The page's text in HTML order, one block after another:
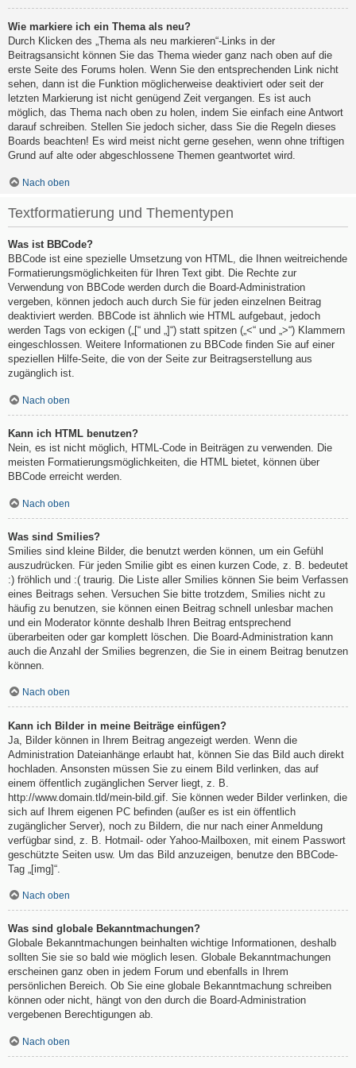
Wie markiere ich ein Thema als neu?
Durch Klicken des „Thema als neu markieren“-Links in der
Beitragsansicht können Sie das Thema wieder ganz nach oben auf die
erste Seite des Forums holen. Wenn Sie den entsprechenden Link nicht
sehen, dann ist die Funktion möglicherweise deaktiviert oder seit der
letzten Markierung ist nicht genügend Zeit vergangen. Es ist auch
möglich, das Thema nach oben zu holen, indem Sie einfach eine Antwort
darauf schreiben. Stellen Sie jedoch sicher, dass Sie die Regeln dieses
Boards beachten! Es wird meist nicht gerne gesehen, wenn ohne triftigen
Grund auf alte oder abgeschlossene Themen geantwortet wird.
Nach oben
Textformatierung und Thementypen
Was ist BBCode?
BBCode ist eine spezielle Umsetzung von HTML, die Ihnen weitreichende
Formatierungsmöglichkeiten für Ihren Text gibt. Die Rechte zur
Verwendung von BBCode werden durch die Board-Administration
vergeben, können jedoch auch durch Sie für jeden einzelnen Beitrag
deaktiviert werden. BBCode ist ähnlich wie HTML aufgebaut, jedoch
werden Tags von eckigen („[“ und „]“) statt spitzen („<“ und „>“) Klammern
eingeschlossen. Weitere Informationen zu BBCode finden Sie auf einer
speziellen Hilfe-Seite, die von der Seite zur Beitragserstellung aus
zugänglich ist.
Nach oben
Kann ich HTML benutzen?
Nein, es ist nicht möglich, HTML-Code in Beiträgen zu verwenden. Die
meisten Formatierungsmöglichkeiten, die HTML bietet, können über
BBCode erreicht werden.
Nach oben
Was sind Smilies?
Smilies sind kleine Bilder, die benutzt werden können, um ein Gefühl
auszudrücken. Für jeden Smilie gibt es einen kurzen Code, z. B. bedeutet
:) fröhlich und :( traurig. Die Liste aller Smilies können Sie beim Verfassen
eines Beitrags sehen. Versuchen Sie bitte trotzdem, Smilies nicht zu
häufig zu benutzen, sie können einen Beitrag schnell unlesbar machen
und ein Moderator könnte deshalb Ihren Beitrag entsprechend
überarbeiten oder gar komplett löschen. Die Board-Administration kann
auch die Anzahl der Smilies begrenzen, die Sie in einem Beitrag benutzen
können.
Nach oben
Kann ich Bilder in meine Beiträge einfügen?
Ja, Bilder können in Ihrem Beitrag angezeigt werden. Wenn die
Administration Dateianhänge erlaubt hat, können Sie das Bild auch direkt
hochladen. Ansonsten müssen Sie zu einem Bild verlinken, das auf
einem öffentlich zugänglichen Server liegt, z. B.
http://www.domain.tld/mein-bild.gif. Sie können weder Bilder verlinken, die
sich auf Ihrem eigenen PC befinden (außer es ist ein öffentlich
zugänglicher Server), noch zu Bildern, die nur nach einer Anmeldung
verfügbar sind, z. B. Hotmail- oder Yahoo-Mailboxen, mit einem Passwort
geschützte Seiten usw. Um das Bild anzuzeigen, benutze den BBCode-
Tag „[img]“.
Nach oben
Was sind globale Bekanntmachungen?
Globale Bekanntmachungen beinhalten wichtige Informationen, deshalb
sollten Sie sie so bald wie möglich lesen. Globale Bekanntmachungen
erscheinen ganz oben in jedem Forum und ebenfalls in Ihrem
persönlichen Bereich. Ob Sie eine globale Bekanntmachung schreiben
können oder nicht, hängt von den durch die Board-Administration
vergebenen Berechtigungen ab.
Nach oben